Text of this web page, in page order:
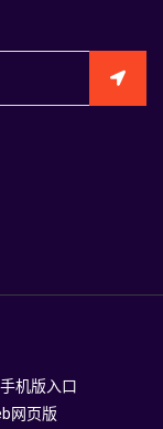
机版入口
网页版